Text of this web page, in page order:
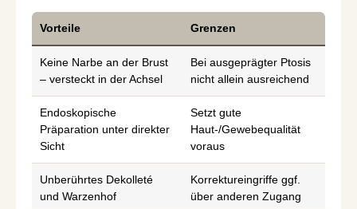
Vorteile Grenzen
Keine Narbe an der Brust
– versteckt in der Achsel
Bei ausgeprägter Ptosis
nicht allein ausreichend
Endoskopische
Präparation unter direkter
Sicht
Setzt gute
Haut-/Gewebequalität
voraus
Unberührtes Dekolleté
und Warzenhof
Korrektureingriffe ggf.
über anderen Zugang